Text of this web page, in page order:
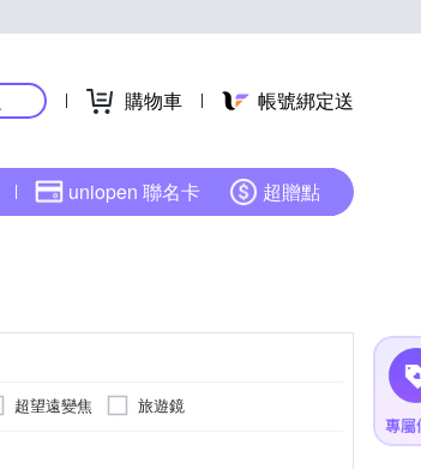
購物車 帳號綁定送
uniopen 聯名卡 超贈點
超望遠變焦 旅遊鏡